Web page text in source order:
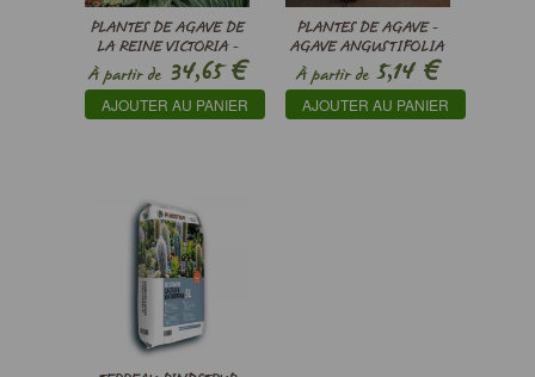
PLANTES DE AGAVE DE
LA REINE VICTORIA -
AGAVE VICTORIAE-
REGINAE
À partir de34,65€
AJOUTER AU PANIER
PLANTES DE AGAVE -
AGAVE ANGUSTIFOLIA
À partir de5,14€
AJOUTER AU PANIER